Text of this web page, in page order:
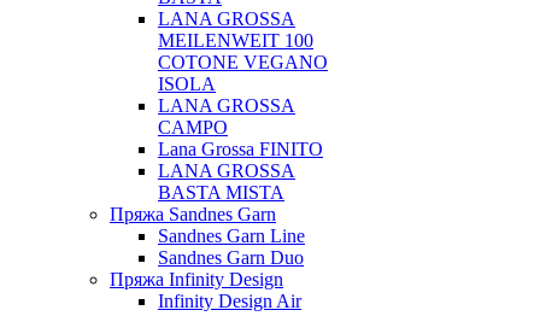
LANA GROSSA
MEILENWEIT 100
COTONE VEGANO
ISOLA
LANA GROSSA
CAMPO
Lana Grossa FINITO
LANA GROSSA
BASTA MISTA
Пряжа Sandnes Garn
Sandnes Garn Line
Sandnes Garn Duo
Пряжа Infinity Design
Infinity Design Air